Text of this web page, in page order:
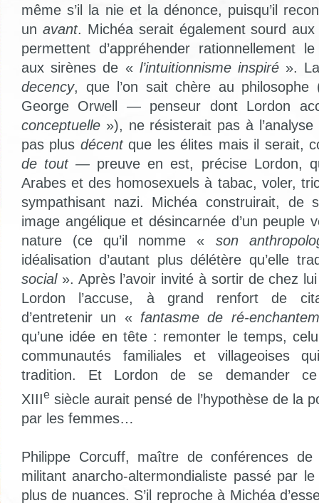
même s’il la nie et la dénonce, puisqu’il
un avant. Michéa serait également sourd
permettent d’appréhender rationnellement
aux sirènes de « l’intuitionnisme inspiré ».
decency, que l’on sait chère au philosophe
George Orwell —penseur dont Lordon
conceptuelle »), ne résisterait pas à
pas plus décentque les élites mais il serait,
de tout — preuve en est, précise Lordon,
Arabes et des homosexuels à tabac, voler,
sympathisant nazi. Michéa construirait, de
image angélique et désincarnée d’un peuple
nature (ce qu’il nomme « son
idéalisation d’autant plus délétère qu’elle
social». Après l’avoir invité à sortir de chez
Lordon l’accuse, à grand renfort de
d’entretenir un « fantasme de ré-
qu’une idée en tête : remonter le temps,
communautés familiales et villageoises
tradition. Et Lordon de se demander
XIIIe siècle aurait pensé de l’hypothèse de la
par les femmes…
Philippe Corcuff, maître de conférences
militant anarcho-altermondialiste passé par
plus de nuances. S’il reproche à Michéa